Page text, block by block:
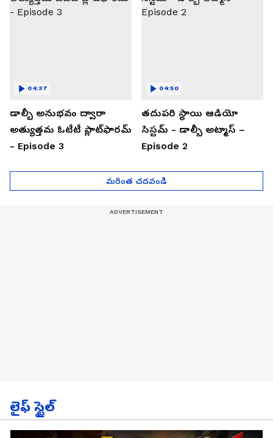
డాల్బీ అనుభవం ద్వారా
అత్యుత్తమ ఓటీటీ ప్లాట్‌ఫారమ్
- Episode 3
04:37
తదుపరి స్థాయి ఆడియో
సిస్టమ్ - డాల్బీ అట్మాస్ –
Episode 2
04:50
మరింత చదవండి
లైఫ్ స్టైల్